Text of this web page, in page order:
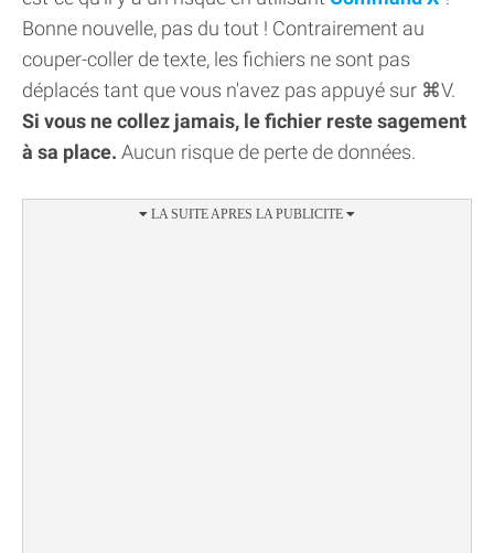
Bonne nouvelle, pas du tout ! Contrairement au
couper-coller de texte, les fichiers ne sont pas
déplacés tant que vous n'avez pas appuyé sur ⌘V.
Si vous ne collez jamais, le fichier reste sagement
à sa place. Aucun risque de perte de données.